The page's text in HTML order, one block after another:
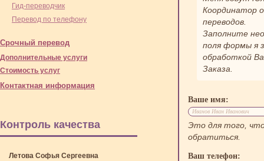
Гид-переводчик
Перевод по телефону
Срочный перевод
Дополнительные услуги
Стоимость услуг
Контактная информация
Контроль качества
Летова Софья Сергеевна
Координатор
переводов.
Заполните
поля формы я
обработкой
Заказа.
Ваше имя:
Иванов Иван Иванович
Это для того,
обратиться.
Ваш телефон: